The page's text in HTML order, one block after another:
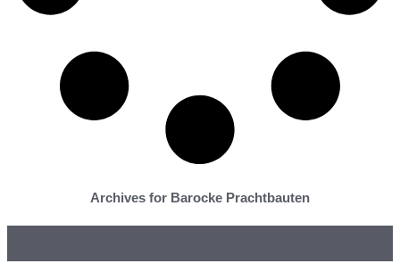
Archives for Barocke Prachtbauten